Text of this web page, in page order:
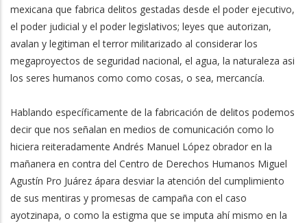
mexicana que fabrica delitos gestadas desde el poder ejecutivo,
el poder judicial y el poder legislativos; leyes que autorizan,
avalan y legitiman el terror militarizado al considerar los
megaproyectos de seguridad nacional, el agua, la naturaleza asi
los seres humanos como como cosas, o sea, mercancía.
Hablando específicamente de la fabricación de delitos podemos
decir que nos señalan en medios de comunicación como lo
hiciera reiteradamente Andrés Manuel López obrador en la
mañanera en contra del Centro de Derechos Humanos Miguel
Agustín Pro Juárez ápara desviar la atención del cumplimiento
de sus mentiras y promesas de campaña con el caso
ayotzinapa, o como la estigma que se imputa ahí mismo en la